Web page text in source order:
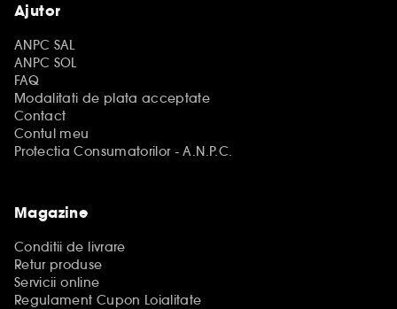
Ajutor
ANPC SAL
ANPC SOL
FAQ
Modalitati de plata acceptate
Contact
Contul meu
Protectia Consumatorilor - A.N.P.C.
Magazine
Conditii de livrare
Retur produse
Servicii online
Regulament Cupon Loialitate